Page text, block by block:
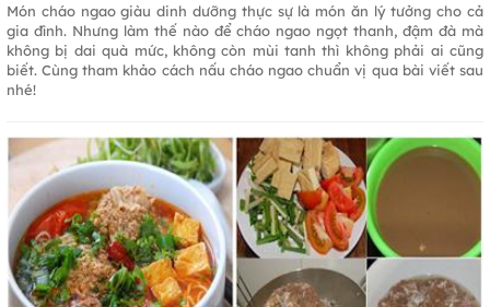
Món cháo ngao giàu dinh dưỡng thực sự là món ăn lý tưởng cho cả
gia đình. Nhưng làm thế nào để cháo ngao ngọt thanh, đậm đà mà
không bị dai quà mức, không còn mùi tanh thì không phải ai cũng
biết. Cùng tham khảo cách nấu cháo ngao chuẩn vị qua bài viết sau
nhé!